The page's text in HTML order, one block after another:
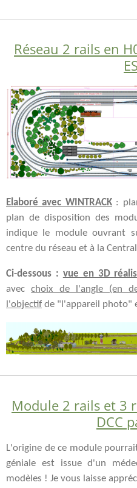
Réseau 2 rails en
Elaboré avec WINTRACK:
plan de disposition des
indique le module ouvrant
centre du réseau et à la
Ci-dessous : vue en 3D
avecchoix de l'angle (en
l'objectif de "l'appareil photo"
Module 2 rails et 3
DCC
L'origine de ce module
géniale est issue d'un
modèles ! Je vous laisse